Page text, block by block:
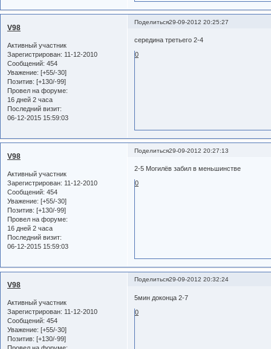
Поделиться29-09-2012 20:25:27
V98
Активный участник
Зарегистрирован: 11-12-2010
Сообщений: 454
Уважение: [+55/-30]
Позитив: [+130/-99]
Провел на форуме:
16 дней 2 часа
Последний визит:
06-12-2015 15:59:03
середина третьего 2-4
0
Поделиться29-09-2012 20:27:13
V98
Активный участник
Зарегистрирован: 11-12-2010
Сообщений: 454
Уважение: [+55/-30]
Позитив: [+130/-99]
Провел на форуме:
16 дней 2 часа
Последний визит:
06-12-2015 15:59:03
2-5 Могилёв забил в меньшинстве
0
Поделиться29-09-2012 20:32:24
V98
Активный участник
Зарегистрирован: 11-12-2010
Сообщений: 454
Уважение: [+55/-30]
Позитив: [+130/-99]
5мин доконца 2-7
0